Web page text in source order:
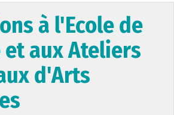
à l'Ecole de
aux Ateliers
d'Arts